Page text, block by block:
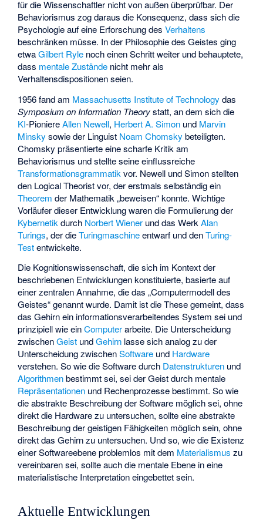
für die Wissenschaftler nicht von außen überprüfbar. Der
Behaviorismus zog daraus die Konsequenz, dass sich die
Psychologie auf eine Erforschung desVerhaltens
beschränken müsse. In der Philosophie des Geistes ging
etwaGilbert Ryle noch einen Schritt weiter und behauptete,
dass mentale Zustände nicht mehr als
Verhaltensdispositionen seien.
1956 fand am Massachusetts Institute of Technology das
Symposium on Information Theorystatt, an dem sich die
KI-PioniereAllen Newell, Herbert A. Simon und Marvin
Minsky sowie der Linguist Noam Chomsky beteiligten.
Chomsky präsentierte eine scharfe Kritik am
Behaviorismus und stellte seine einflussreiche
Transformationsgrammatik vor. Newell und Simon stellten
den Logical Theoristvor, der erstmals selbständig ein
Theorem der Mathematik „beweisen“ konnte. Wichtige
Vorläufer dieser Entwicklung waren die Formulierung der
Kybernetik durch Norbert Wiener und das WerkAlan
Turings, der dieTuringmaschineentwarf und denTuring-
Testentwickelte.
Die Kognitionswissenschaft, die sich im Kontext der
beschriebenen Entwicklungen konstituierte, basierte auf
einer zentralen Annahme, die das „Computermodell des
Geistes“ genannt wurde. Damit ist die These gemeint, dass
dasGehirn ein informationsverarbeitendes System sei und
prinzipiell wie einComputerarbeite. Die Unterscheidung
zwischenGeist undGehirn lasse sich analog zu der
Unterscheidung zwischenSoftware und Hardware
verstehen. So wie die Software durch Datenstrukturen und
Algorithmenbestimmt sei, sei der Geist durch mentale
Repräsentationen und Rechenprozesse bestimmt. So wie
die abstrakte Beschreibung der Software möglich sei, ohne
direkt die Hardware zu untersuchen, sollte eine abstrakte
Beschreibung der geistigen Fähigkeiten möglich sein, ohne
direkt das Gehirn zu untersuchen. Und so, wie die Existenz
einer Softwareebene problemlos mit dem Materialismus zu
vereinbaren sei, sollte auch die mentale Ebene in eine
materialistische Interpretation eingebettet sein.
Aktuelle Entwicklungen